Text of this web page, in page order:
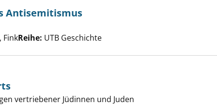
Antisemitismus
FinkReihe: UTB Geschichte
andernorts anzeigen
vertriebener Jüdinnen und Juden